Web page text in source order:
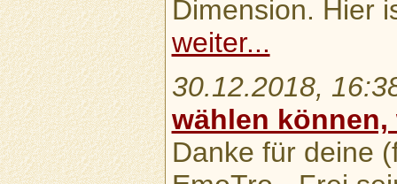
Dimension. Hier
weiter...
30.12.2018,
wählen können,
Danke für deine